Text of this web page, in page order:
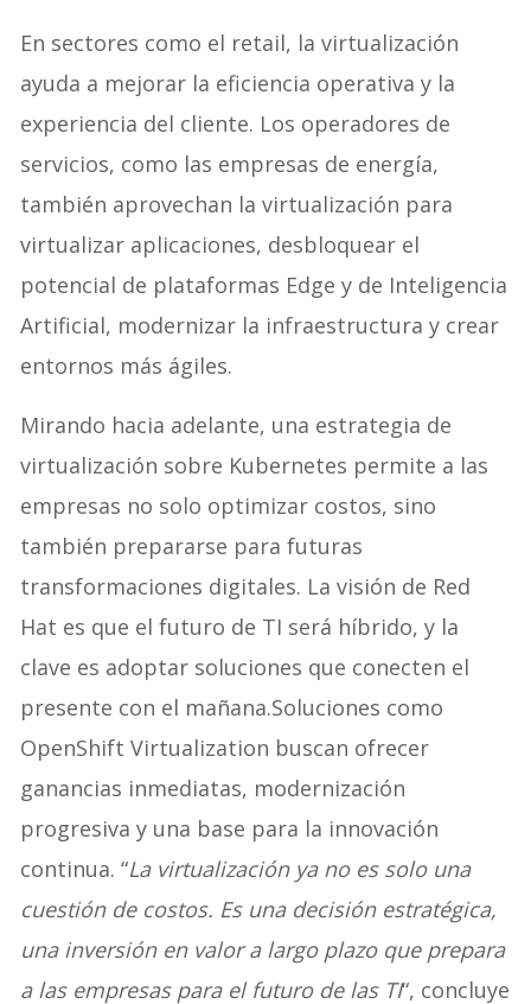
En sectores como el retail, la virtualización
ayuda a mejorar la eficiencia operativa y la
experiencia del cliente. Los operadores de
servicios, como las empresas de energía,
también aprovechan la virtualización para
virtualizar aplicaciones, desbloquear el
potencial de plataformas Edge y de Inteligencia
Artificial, modernizar la infraestructura y crear
entornos más ágiles.
Mirando hacia adelante, una estrategia de
virtualización sobre Kubernetes permite a las
empresas no solo optimizar costos, sino
también prepararse para futuras
transformaciones digitales. La visión de Red
Hat es que el futuro de TI será híbrido, y la
clave es adoptar soluciones que conecten el
presente con el mañana.Soluciones como
OpenShift Virtualization buscan ofrecer
ganancias inmediatas, modernización
progresiva y una base para la innovación
continua. “La virtualización ya no es solo una
cuestión de costos. Es una decisión estratégica,
una inversión en valor a largo plazo que prepara
a las empresas para el futuro de las TI“, concluye